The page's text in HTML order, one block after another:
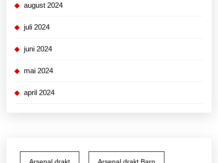
august 2024
juli 2024
juni 2024
mai 2024
april 2024